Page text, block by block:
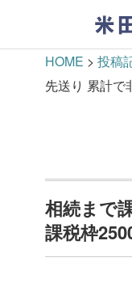
HOME > 投稿
先送り 累計で
相続まで
課税枠